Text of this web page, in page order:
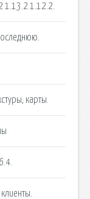
1.13.2 1.12.2.
карты.